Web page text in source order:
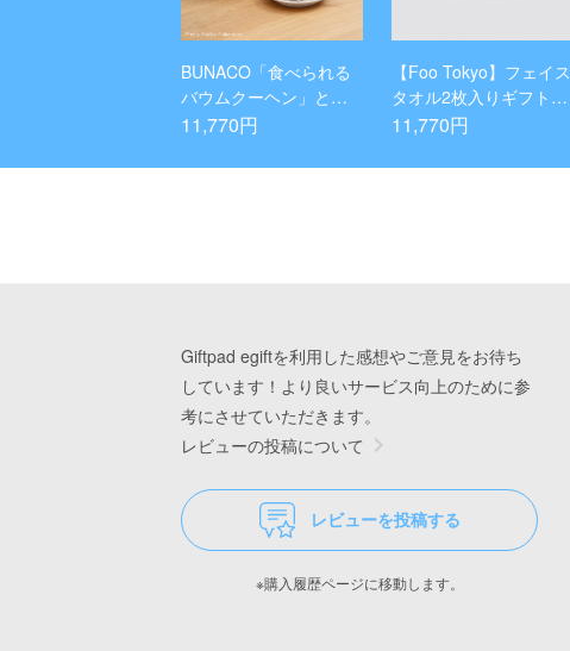
BUNACO「食べられる
バウムクーヘン」と
「食べられないバウム
y Taku Satoh-
11,770円
【Foo Tokyo】フェイス
タオル2枚入りギフトセ
ット(ゴールドリボン)
11,770円
Giftpad egiftを利用した感想やご意見をお待ち
しています！より良いサービス向上のために参
考にさせていただきます。
レビューの投稿について
レビューを投稿する
※購入履歴ページに移動します。